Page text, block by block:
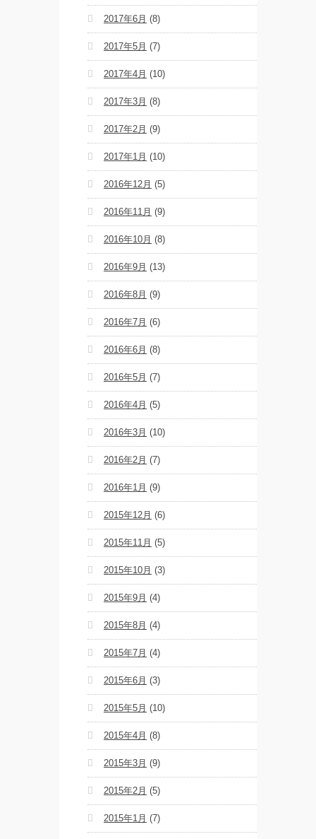
2017年6月 (8)
2017年5月 (7)
2017年4月 (10)
2017年3月 (8)
2017年2月 (9)
2017年1月 (10)
2016年12月 (5)
2016年11月 (9)
2016年10月 (8)
2016年9月 (13)
2016年8月 (9)
2016年7月 (6)
2016年6月 (8)
2016年5月 (7)
2016年4月 (5)
2016年3月 (10)
2016年2月 (7)
2016年1月 (9)
2015年12月 (6)
2015年11月 (5)
2015年10月 (3)
2015年9月 (4)
2015年8月 (4)
2015年7月 (4)
2015年6月 (3)
2015年5月 (10)
2015年4月 (8)
2015年3月 (9)
2015年2月 (5)
2015年1月 (7)